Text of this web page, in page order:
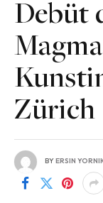
Debüt
Zürich
BYERSIN